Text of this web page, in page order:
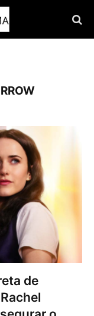
de